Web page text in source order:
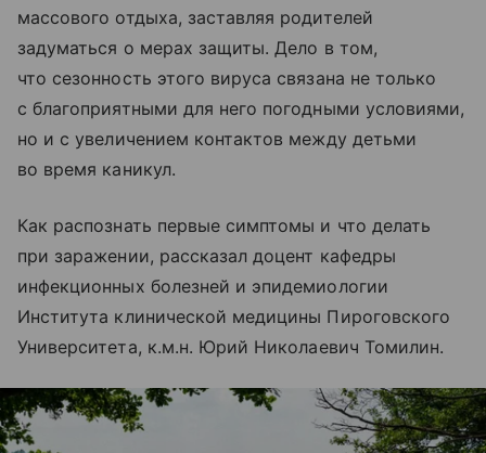
массового отдыха, заставляя родителей
задуматься о мерах защиты. Дело в том,
что сезонность этого вируса связана не только
с благоприятными для него погодными условиями,
но и с увеличением контактов между детьми
во время каникул.
Как распознать первые симптомы и что делать
при заражении, рассказал доцент кафедры
инфекционных болезней и эпидемиологии
Института клинической медицины Пироговского
Университета, к.м.н. Юрий Николаевич Томилин.